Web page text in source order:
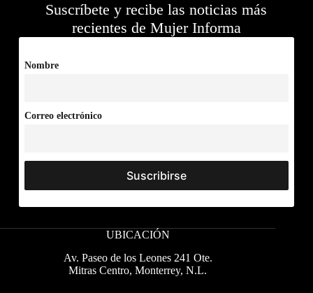
Suscríbete y recibe las noticias más
recientes de Mujer Informa
Nombre
Correo electrónico
UBICACIÓN
Av. Paseo de los Leones 241 Ote.
Mitras Centro, Monterrey, N.L.